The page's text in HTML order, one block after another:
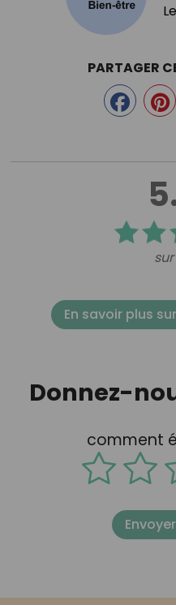
Le
PARTAGER
En savoir plus
Donnez-
comment